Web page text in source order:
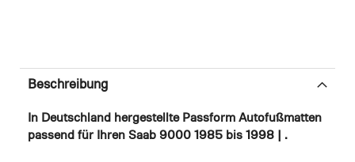
Beschreibung
In Deutschland hergestellte Passform Autofußmatten
passend für Ihren Saab 9000 1985 bis 1998 | .